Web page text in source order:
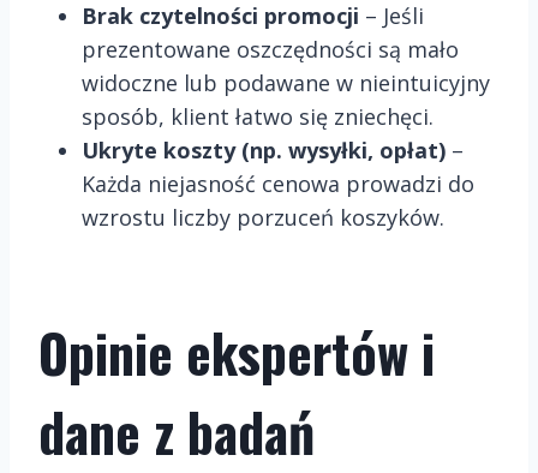
Brak czytelności promocji – Jeśli
prezentowane oszczędności są mało
widoczne lub podawane w nieintuicyjny
sposób, klient łatwo się zniechęci.
Ukryte koszty (np. wysyłki, opłat) –
Każda niejasność cenowa prowadzi do
wzrostu liczby porzuceń koszyków.
Opinie ekspertów i
dane z badań